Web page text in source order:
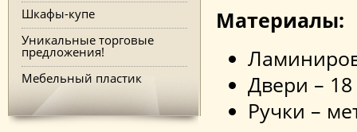
Шкафы-купе
Уникальные торговые
предложения!
Мебельный пластик
Материалы:
Двери –
Ручки –